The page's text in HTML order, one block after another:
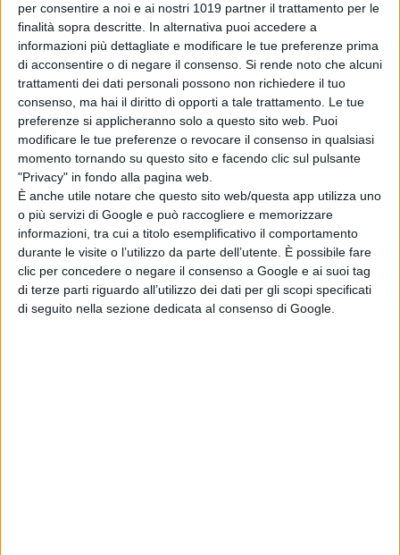
per consentire a noi e ai nostri 1019 partner il trattamento per le
finalità sopra descritte. In alternativa puoi accedere a
informazioni più dettagliate e modificare le tue preferenze prima
di acconsentire o di negare il consenso. Si rende noto che alcuni
trattamenti dei dati personali possono non richiedere il tuo
consenso, ma hai il diritto di opporti a tale trattamento. Le tue
preferenze si applicheranno solo a questo sito web. Puoi
modificare le tue preferenze o revocare il consenso in qualsiasi
momento tornando su questo sito e facendo clic sul pulsante
"Privacy" in fondo alla pagina web.
È anche utile notare che questo sito web/questa app utilizza uno
o più servizi di Google e può raccogliere e memorizzare
informazioni, tra cui a titolo esemplificativo il comportamento
durante le visite o l’utilizzo da parte dell’utente. È possibile fare
clic per concedere o negare il consenso a Google e ai suoi tag
di terze parti riguardo all’utilizzo dei dati per gli scopi specificati
di seguito nella sezione dedicata al consenso di Google.